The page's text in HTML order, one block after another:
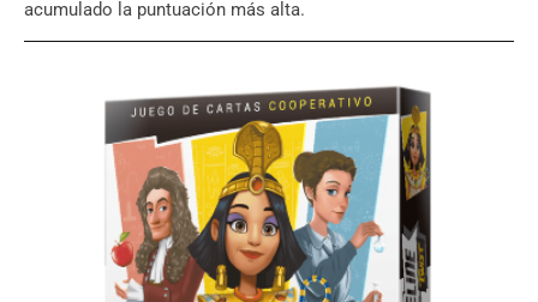
acumulado la puntuación más alta.